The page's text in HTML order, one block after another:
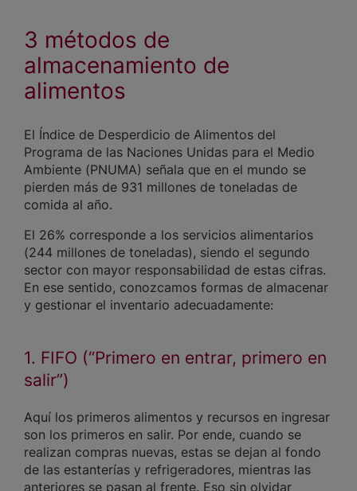
3 métodos de
almacenamiento de
alimentos
El Índice de Desperdicio de Alimentos del
Programa de las Naciones Unidas para el Medio
Ambiente (PNUMA) señala que en el mundo se
pierden más de 931 millones de toneladas de
comida al año.
El 26% corresponde a los servicios alimentarios
(244 millones de toneladas), siendo el segundo
sector con mayor responsabilidad de estas cifras.
En ese sentido, conozcamos formas de almacenar
y gestionar el inventario adecuadamente:
1. FIFO (“Primero en entrar, primero en
salir”)
Aquí los primeros alimentos y recursos en ingresar
son los primeros en salir. Por ende, cuando se
realizan compras nuevas, estas se dejan al fondo
de las estanterías y refrigeradores, mientras las
anteriores se pasan al frente. Eso sin olvidar